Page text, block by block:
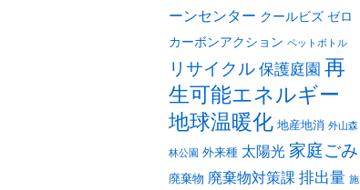
ーンセンター クールビズ ゼロ
カーボンアクション ペットボトル
リサイクル 保護庭園 再
生可能エネルギー
地球温暖化 地産地消 外山森
林公園 外来種 太陽光 家庭ごみ
廃棄物 廃棄物対策課 排出量 施